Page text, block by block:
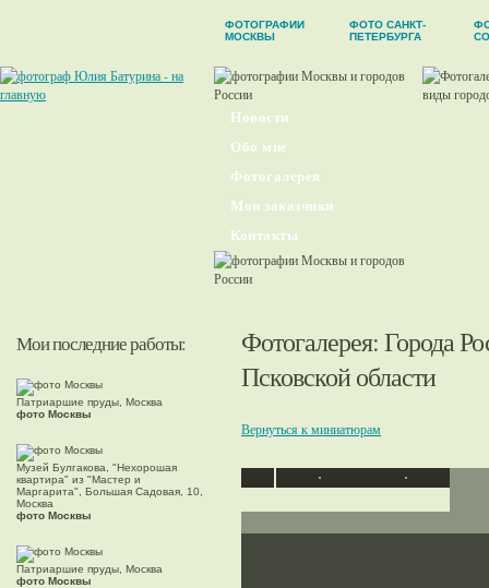
ФОТОГРАФИИ
МОСКВЫ
ФОТО САНКТ-
ПЕТЕРБУРГА
Новости
Обо мне
Фотогалерея
Мои заказчики
Контакты
Мои последние работы:
Патриаршие пруды, Москва
фото Москвы
Музей Булгакова, "Нехорошая
квартира" из "Мастер и
Маргарита", Большая Садовая, 10,
Москва
фото Москвы
Патриаршие пруды, Москва
фото Москвы
Фотогалерея:Города
Псковской области
Вернуться к миниатюрам